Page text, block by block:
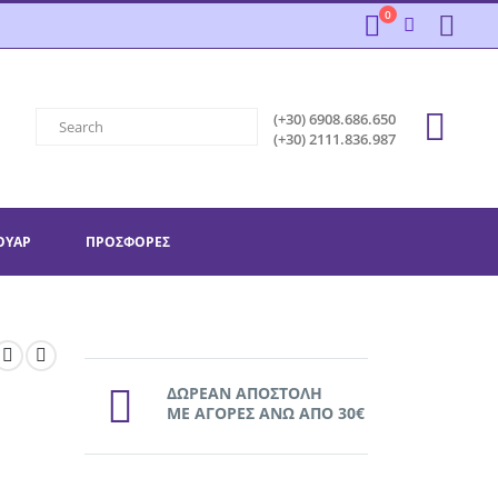
0
(+30) 6908.686.650
(+30) 2111.836.987
ΠΡΟΣΦΟΡΕΣ
ΔΩΡΕΑΝ ΑΠΟΣΤΟΛΗ
ΜΕ ΑΓΟΡΕΣ ΑΝΩ ΑΠΟ 30€